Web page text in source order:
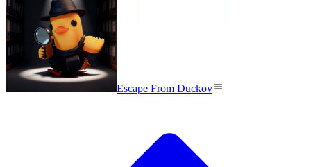
Escape From Duckov